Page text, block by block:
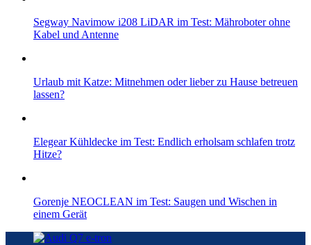
Segway Navimow i208 LiDAR im Test: Mähroboter ohne
Kabel und Antenne
Urlaub mit Katze: Mitnehmen oder lieber zu Hause betreuen
lassen?
Elegear Kühldecke im Test: Endlich erholsam schlafen trotz
Hitze?
Gorenje NEOCLEAN im Test: Saugen und Wischen in
einem Gerät